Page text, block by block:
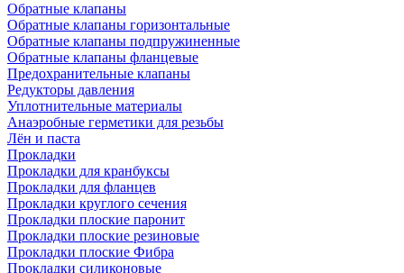
Обратные клапаны
Обратные клапаны горизонтальные
Обратные клапаны подпружиненные
Обратные клапаны фланцевые
Предохранительные клапаны
Редукторы давления
Уплотнительные материалы
Анаэробные герметики для резьбы
Лён и паста
Прокладки
Прокладки для кранбуксы
Прокладки для фланцев
Прокладки круглого сечения
Прокладки плоские паронит
Прокладки плоские резиновые
Прокладки плоские Фибра
Прокладки силиконовые